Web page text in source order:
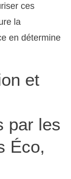
ces
la
en détermine
et
par les
Éco,